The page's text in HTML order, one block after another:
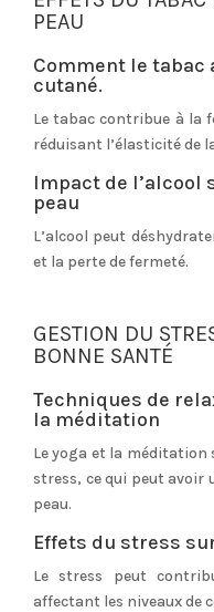
PEAU
Comment le
cutané.
Le tabac contribue à la
réduisant l’élasticité de
Impact de l’alcool
peau
L’alcool peut
et la perte de fermeté.
GESTION DU
BONNE SANTÉ
Techniques de
la méditation
Le yoga et la méditation
stress, ce qui peut avoir
peau.
Effets du stress
Le stress peut
affectant les niveaux de